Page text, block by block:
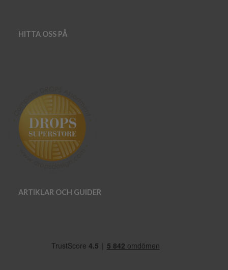
HITTA OSS PÅ
ARTIKLAR OCH GUIDER